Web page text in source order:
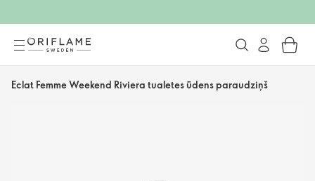
Eclat Femme Weekend Riviera tualetes ūdens paraudziņš